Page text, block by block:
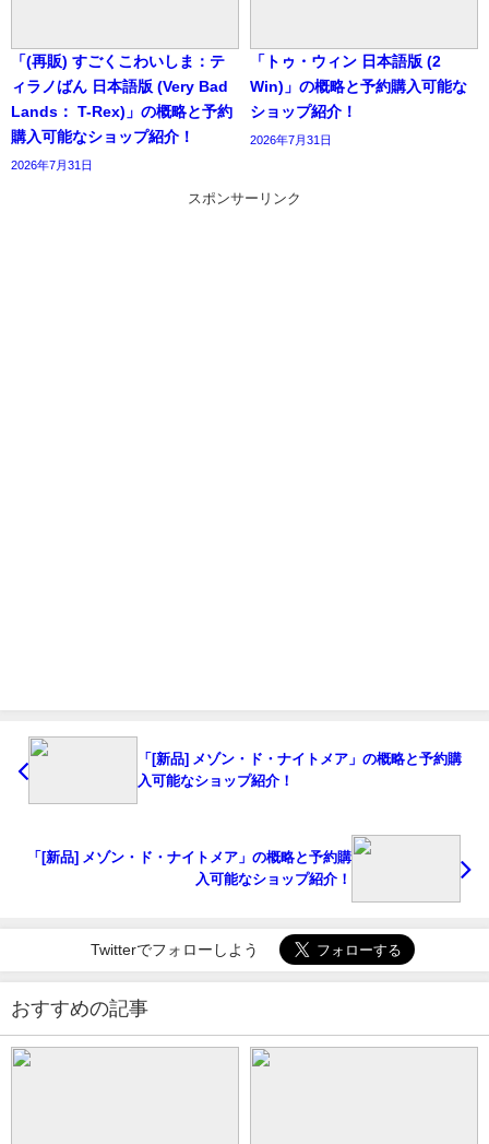
「(再販) すごくこわいしま：テ
ィラノばん 日本語版 (Very Bad
Lands： T-Rex)」の概略と予約
購入可能なショップ紹介！
2026年7月31日
「トゥ・ウィン 日本語版 (2
Win)」の概略と予約購入可能な
ショップ紹介！
2026年7月31日
スポンサーリンク
「[新品] メゾン・ド・ナイトメア」の概略と予約購
入可能なショップ紹介！
「[新品] メゾン・ド・ナイトメア」の概略と予約購
入可能なショップ紹介！
Twitterでフォローしよう
おすすめの記事